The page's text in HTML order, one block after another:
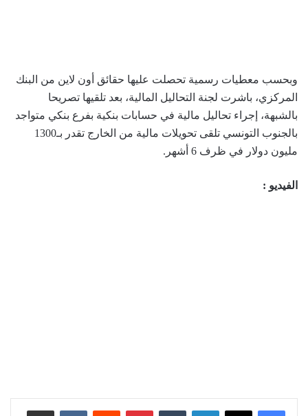
وبحسب معطيات رسمية تحصلت عليها حقائق أون لاين من البنك
المركزي، باشرت لجنة التحاليل المالية، بعد تلقيها تصريحا
بالشبهة، إجراء تحاليل مالية في حسابات بنكية بفرع بنكي متواجد
بالجنوب التونسي تلقى تحويلات مالية من الخارج تقدر بـ1300
مليون دولار في ظرف 6 أشهر.
الفيديو :
لينكدإن بينتيريست مشاركة عبر البريد